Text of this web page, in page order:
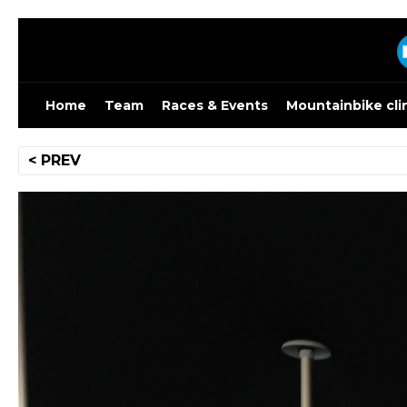
Skip
Home Team Races & Events Mountainbike
Bericht
navigatie
< PREV